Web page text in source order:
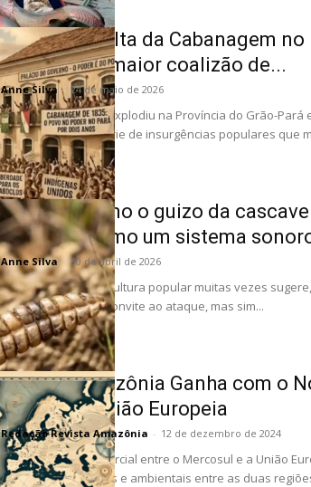
Como a revolta da Cabanagem no
mobilizou a maior coalizão de...
Anne Silva - 24 de maio de 2026
A Cabanagem, que explodiu na Província do Grão-Pará
mais alto de uma série de insurgências populares que
Entenda como o guizo da
funciona como um sistema
Anne Silva - 30 de abril de 2026
Diferente do que a cultura popular muitas vezes
cascavel não é um convite ao ataque, mas sim...
O Que a Amazônia Ganha com o
Mercosul-União Europeia
Redação Revista Amazônia - 12 de dezembro de 2024
O novo acordo comercial entre o Mercosul e a União
relações econômicas e ambientais entre as duas